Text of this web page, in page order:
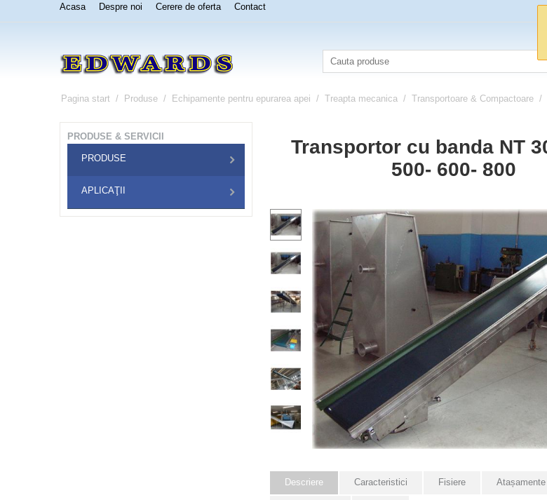
Acasa Despre noi Cerere de oferta Contact
Pagina start / Produse / Echipamente pentru epurarea apei / Treapta mecanica / Transportoare & Compactoare /
PRODUSE & SERVICII
PRODUSE
APLICAŢII
Transportor cu banda NT
500- 600- 800
Descriere Caracteristici Fisiere Atașamente